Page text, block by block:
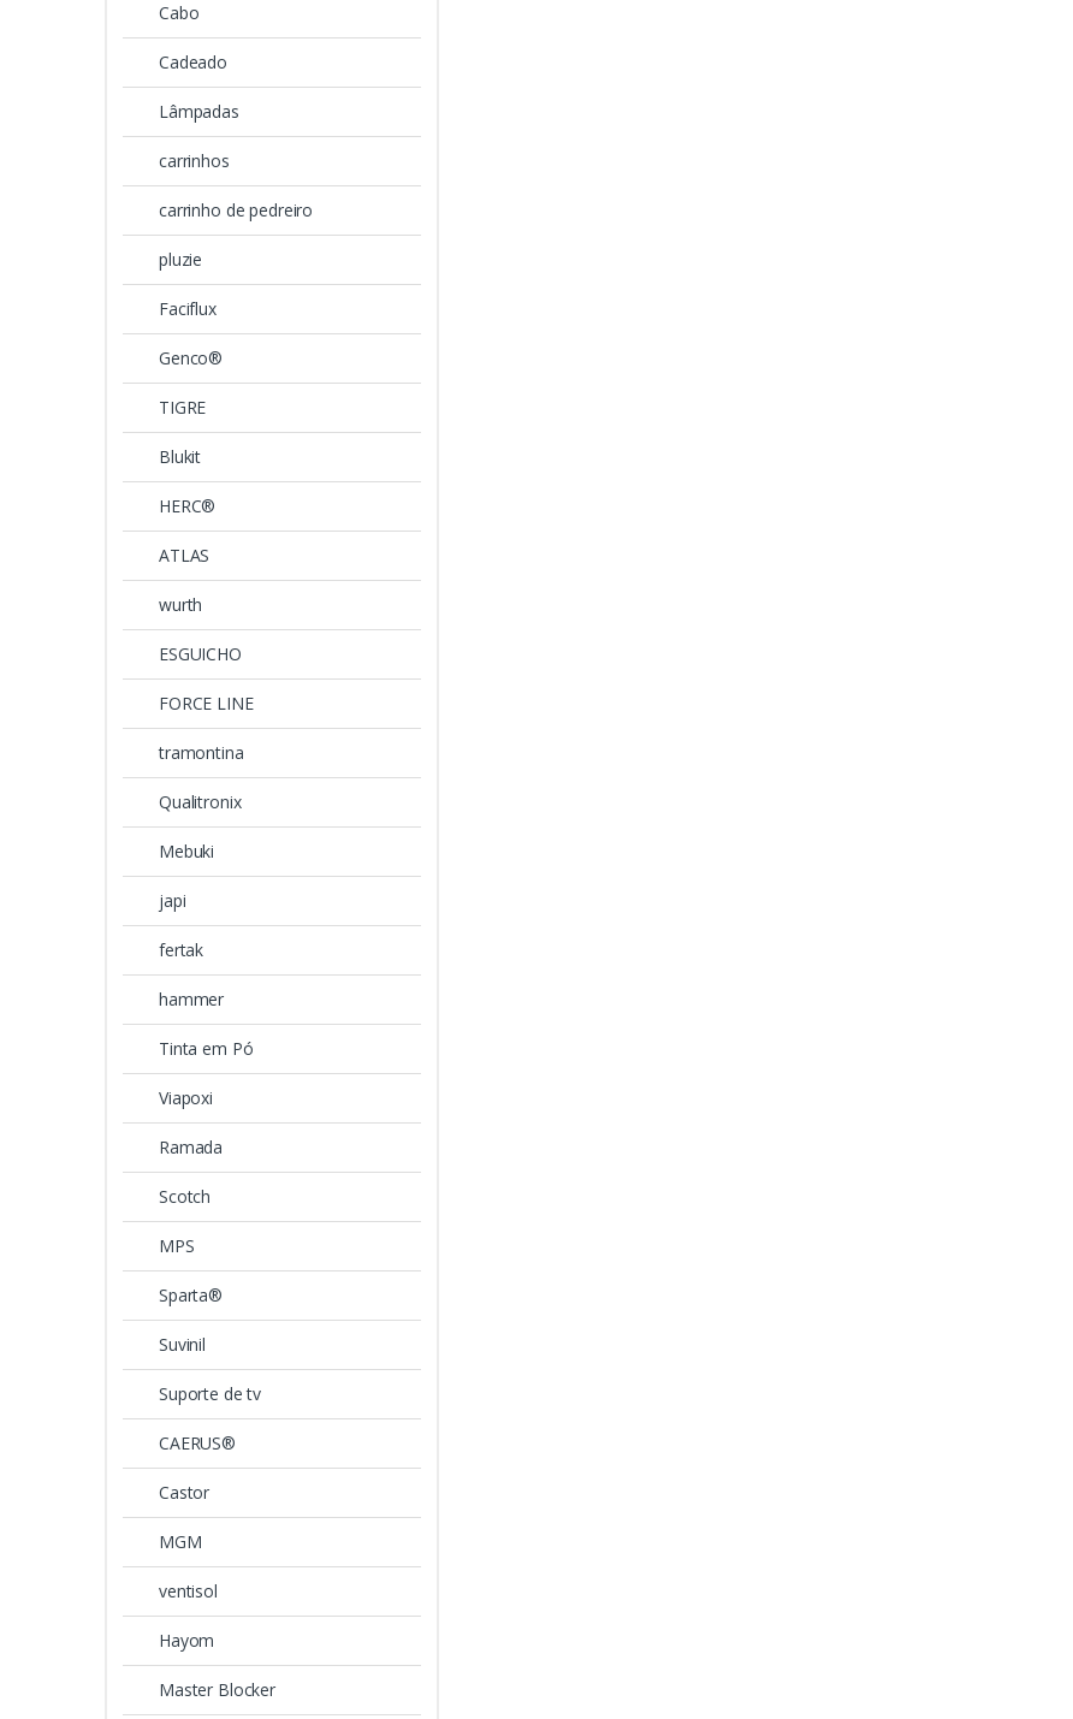
Cabo
Cadeado
Lâmpadas
carrinhos
carrinho de pedreiro
pluzie
Faciflux
Genco®
TIGRE
Blukit
HERC®
ATLAS
wurth
ESGUICHO
FORCE LINE
tramontina
Qualitronix
Mebuki
japi
fertak
hammer
Tinta em Pó
Viapoxi
Ramada
Scotch
MPS
Sparta®
Suvinil
Suporte de tv
CAERUS®
Castor
MGM
ventisol
Hayom
Master Blocker